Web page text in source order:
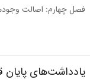
فصل چهارم: اصالت
یادداشت‌های پایان